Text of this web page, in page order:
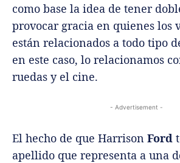
como base la idea de tener
provocar gracia en quienes los
están relacionados a todo tipo
en este caso, lo relacionamos
ruedas y el cine.
- Advertisement -
El hecho de que Harrison Ford
apellido que representa a una